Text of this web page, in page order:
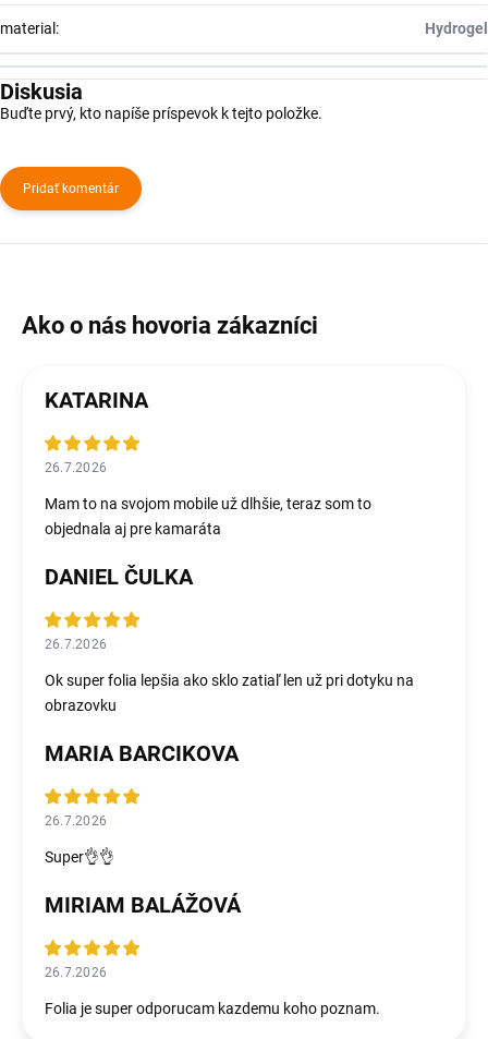
material : Hydrogel
Diskusia
Buďte prvý, kto napíše príspevok k tejto položke.
Pridať komentár
KATARINA
26.7.2026
Mam to na svojom mobile už dlhšie, teraz som to
objednala aj pre kamaráta
DANIEL ČULKA
26.7.2026
Ok super folia lepšia ako sklo zatiaľ len už pri dotyku na
obrazovku
MARIA BARCIKOVA
26.7.2026
Super👌👌
MIRIAM BALÁŽOVÁ
26.7.2026
Folia je super odporucam kazdemu koho poznam.